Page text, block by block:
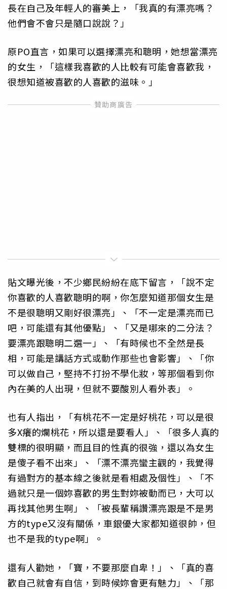
長在自己及年輕人的審美上，「我真的有漂亮嗎？
他們會不會只是隨口說說？」
原PO直言，如果可以選擇漂亮和聰明，她想當漂亮
的女生，「這樣我喜歡的人比較有可能會喜歡我，
很想知道被喜歡的人喜歡的滋味。」
貼文曝光後，不少鄉民紛紛在底下留言，「說不定
你喜歡的人喜歡聰明的啊，你怎麼知道那個女生是
不是很聰明又剛好很漂亮」、「不一定是漂亮而已
吧，可能還有其他優點」、「又是哪來的二分法？
要漂亮跟聰明二選一」、「有時候也不全然是長
相，可能是講話方式或動作那些也會影響」、「你
可以做自己，堅持不打扮不學化妝，等那個看到你
內在美的人出現，但就不要酸別人看外表」。
也有人指出，「有桃花不一定是好桃花，可以是很
多X癢的爛桃花，所以還是要看人」、「很多人真的
雙標的很明顯，而且目的性真的很強，還以為女生
是傻子看不出來」、「漂不漂亮蠻主觀的，我覺得
有過對方的基本線之後就是看相處及個性」、「不
過就只是一個妳喜歡的男生對妳被動而已，大可以
再找其他男生啊」、「被長輩稱讚漂亮跟是不是男
方的type又沒有關係，車銀優大家都知道很帥，但
也不是我的type啊」。
還有人勸她，「寶，不要那麼自卑！」、「真的喜
歡自己就會有自信，到時候妳會更有魅力」、「那